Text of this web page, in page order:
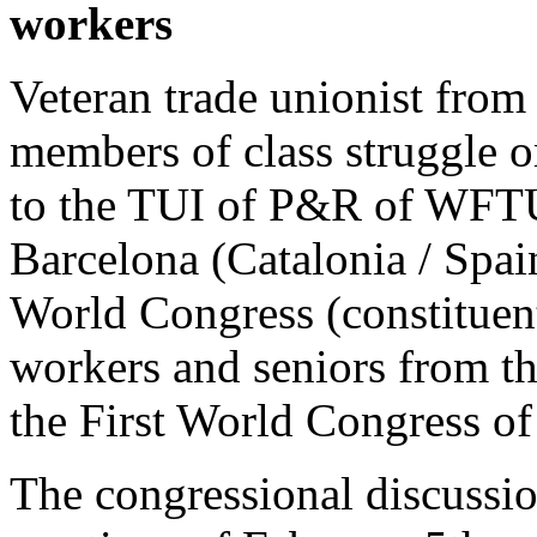
workers
Veteran trade unionist
members of class struggle
to the TUI of P&R of
Barcelona (Catalonia /
World Congress
workers and seniors from
the First World Congress
The congressional